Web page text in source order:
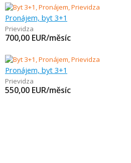
Pronájem, byt 3+1
Prievidza
700,00 EUR/měsíc
Pronájem, byt 3+1
Prievidza
550,00 EUR/měsíc